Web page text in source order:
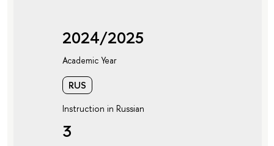
2024/2025
Academic Year
RUS
Instruction in Russian
3